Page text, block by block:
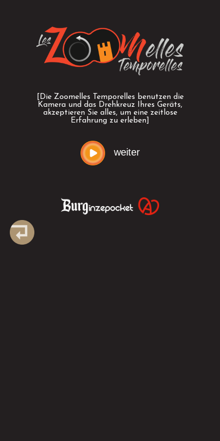
[Die Zoomelles Temporelles benutzen die
Kamera und das Drehkreuz Ihres Geräts,
akzeptieren Sie alles, um eine zeitlose
Erfahrung zu erleben]
weiter